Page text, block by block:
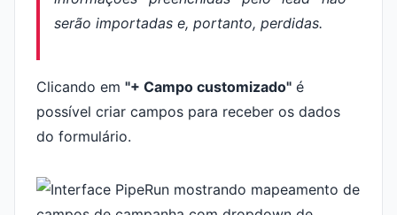
serão importadas e, portanto, perdidas.
Clicando em "+ Campo customizado" é
possível criar campos para receber os dados
do formulário.